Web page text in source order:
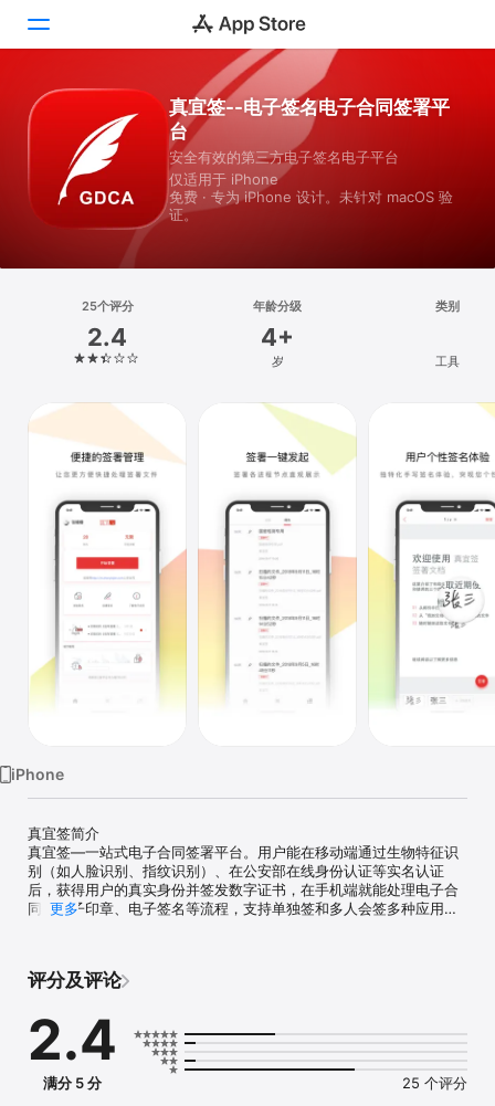
游戏
App
Watch
真宜签--电子签名电子合同签署平
台
安全有效的第三方电子签名电子平台
仅适用于 iPhone
免费 · 专为 iPhone 设计。未针对 macOS 验
证。
25个评分
2.4
年龄分级
4+
岁
类别
工具
iPhone
真宜签简介
真宜签—一站式电子合同签署平台。用户能在移动端通过生物特征识
别（如人脸识别、指纹识别）、在公安部在线身份认证等实名认证
后，获得用户的真实身份并签发数字证书，在手机端就能处理电子合
同、电子印章、电子签名等流程，支持单独签和多人会签多种应用场
同、电子文件签署及存证服务，同时提供司法鉴定等增值服务。
产品功能
1、移动签署
无需面对面，线上签发有效电子合同。提供多方合同签署，签署提
醒、添加附件等功能。
2、合法合规
更多
评分及评论
2.4
满分 5 分 25 个评分